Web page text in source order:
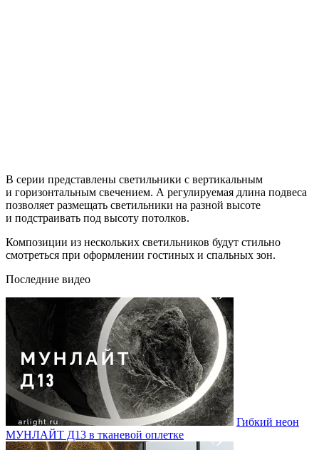
В серии представлены светильники с вертикальным
и горизонтальным свечением. А регулируемая длина подвеса
позволяет размещать светильники на разной высоте
и подстраивать под высоту потолков.
Композиции из нескольких светильников будут стильно
смотреться при оформлении гостиных и спальных зон.
Последние видео
Гибкий неон
МУНЛАЙТ Д13 в тканевой оплетке